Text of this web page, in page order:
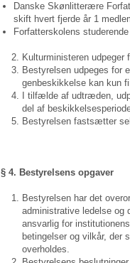
Danske Skønlitterære
skift hvert fjerde år 1
Forfatterskolens
Kulturministeren udpeger
Bestyrelsen udpeges for
genbeskikkelse kan kun
I tilfælde af udtræden,
del af
Bestyrelsen fastsætter
§ 4. Bestyrelsens opgaver
Bestyrelsen har det
administrative ledelse og
ansvarlig for
betingelser og vilkår, der
overholdes.